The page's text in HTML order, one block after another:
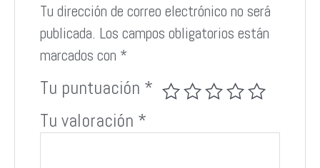
Tu dirección de correo electrónico no será
publicada. Los campos obligatorios están
marcados con *
Tu puntuación *
Tu valoración *